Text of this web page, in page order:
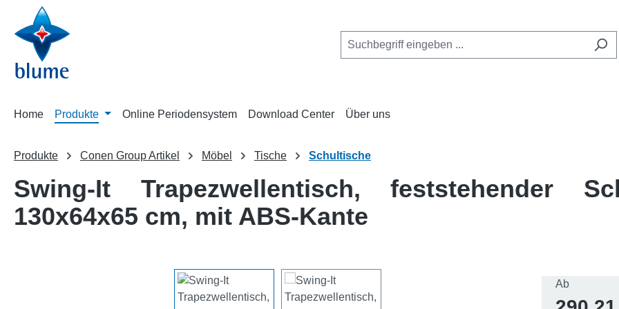
Hauptinhalt springen
Zur Suche springen
Zur Hauptnavigation springen
Home Produkte Online Periodensystem Download Center Über uns
Produkte Conen Group Artikel Möbel Tische Schultische
Swing-It Trapezwellentisch, feststehender
130x64x65 cm, mit ABS-Kante
AbRegulärer